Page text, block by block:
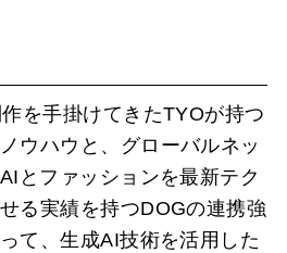
を手掛けてきたTYOが持つ
ウハウと、グローバルネッ
とファッションを最新テク
る実績を持つDOGの連携強
て、⽣成AI技術を活⽤した